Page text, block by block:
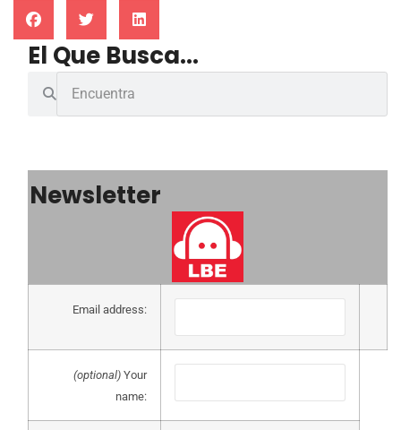
El Que Busca...
Newsletter
Email address:
(optional) Your
name: